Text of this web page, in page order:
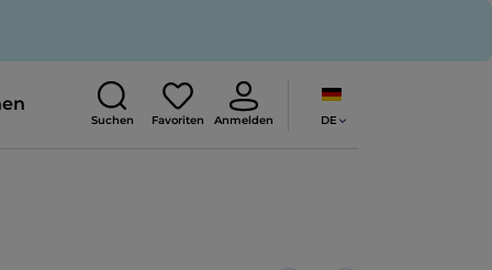
Suchen Favoriten Anmelden DE